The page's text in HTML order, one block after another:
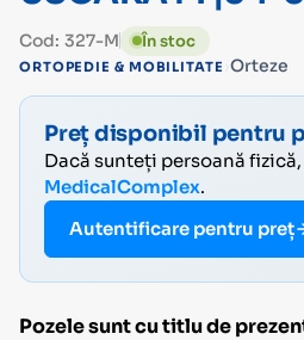
Cod: 327-M În stoc
ORTOPEDIE & MOBILITATE Orteze
Preț disponibil pentru
Dacă sunteți persoană
MedicalComplex.
Autentificare pentru preț
Pozele sunt cu titlu de